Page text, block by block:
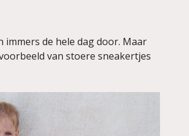
de hele dag door. Maar
van stoere sneakertjes